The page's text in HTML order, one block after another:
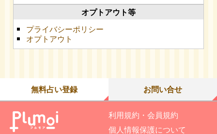
プライバシーポリシー
オプトアウト
無料占い登録 お問い合せ
利用規約・会員規約
個人情報保護について